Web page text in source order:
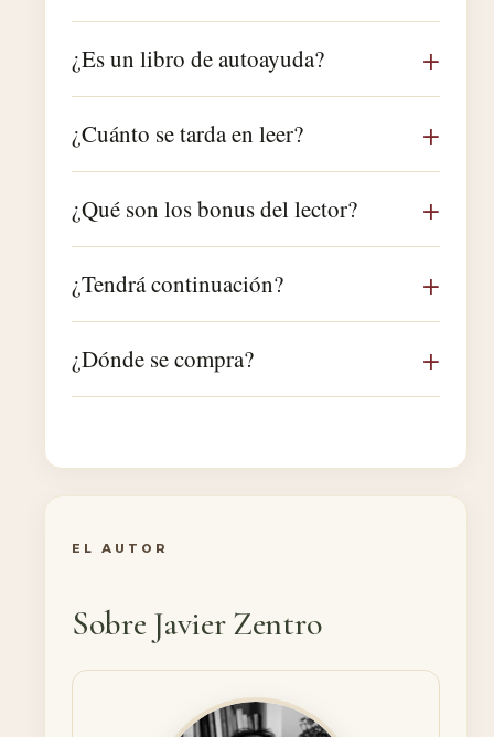
¿Es un libro de autoayuda?
¿Cuánto se tarda en leer?
¿Qué son los bonus del lector?
¿Tendrá continuación?
¿Dónde se compra?
EL AUTOR
Sobre Javier Zentro